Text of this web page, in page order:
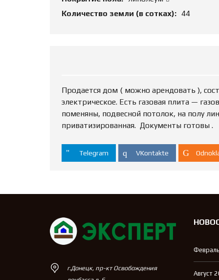
Количество земли (в сотках): 44
Продается дом ( можно арендовать ),
электрическое. Есть газовая плита —
поменяны, подвесной потолок, на полу
приватизированная. Документы готовы .
Telegram VKontakte
г.Донецк, пр-кт Освобождения
Август